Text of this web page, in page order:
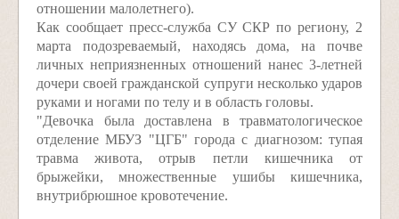
отношении малолетнего).
Как сообщает пресс-служба СУ СКР по региону, 2
марта подозреваемый, находясь дома, на почве
личных неприязненных отношений нанес 3-летней
дочери своей гражданской супруги несколько ударов
руками и ногами по телу и в область головы.
"Девочка была доставлена в травматологическое
отделение МБУЗ "ЦГБ" города с диагнозом: тупая
травма живота, отрыв петли кишечника от
брыжейки, множественные ушибы кишечника,
внутрибрюшное кровотечение.